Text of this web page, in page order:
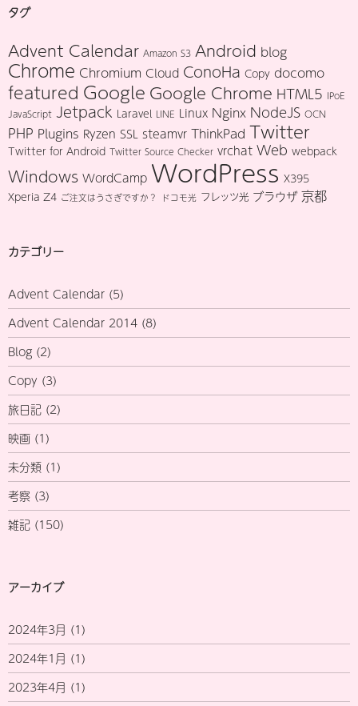
タグ
Advent Calendar Amazon S3 Android blog
Chrome Chromium Cloud ConoHa Copy docomo
featured Google Google Chrome HTML5 IPoE
JavaScript Jetpack Laravel LINE Linux Nginx NodeJS OCN
PHP Plugins Ryzen SSL steamvr ThinkPad Twitter
Twitter for Android Twitter Source Checker vrchat Web webpack
Windows WordCamp WordPress X395
Xperia Z4 ご注文はうさぎですか？ ドコモ光 フレッツ光 ブラウザ 京都
カテゴリー
Advent Calendar (5)
Advent Calendar 2014 (8)
Blog (2)
Copy (3)
旅日記 (2)
映画 (1)
未分類 (1)
考察 (3)
雑記 (150)
アーカイブ
2024年3月 (1)
2024年1月 (1)
2023年4月 (1)